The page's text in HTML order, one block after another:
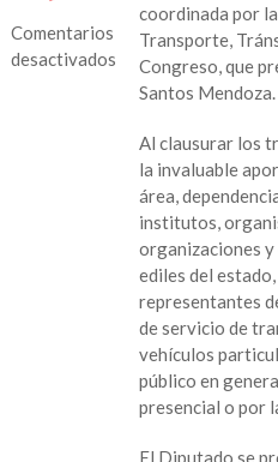
Comentarios
desactivados
coordinada por
Transporte,
Congreso, que
Santos Mendoza.
Al clausurar los
la invaluable
área,
institutos,
organizaciones y
ediles del
representantes
de servicio de
vehículos
público en
presencial o por
El Diputado se